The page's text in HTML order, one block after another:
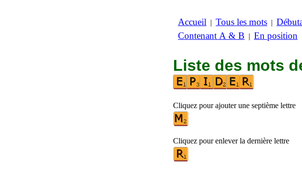
Accueil | Tous les mots |
Contenant A & B | En position
Liste des mots
Cliquez pour ajouter une septième lettre
Cliquez pour enlever la dernière lettre